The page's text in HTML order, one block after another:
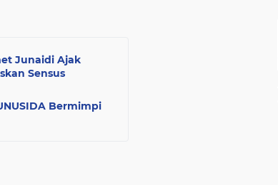
Junaidi Ajak
Sensus
Bermimpi